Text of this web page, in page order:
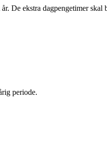
De ekstra dagpengetimer skal
periode.